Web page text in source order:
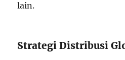
lain.
Strategi Distribusi